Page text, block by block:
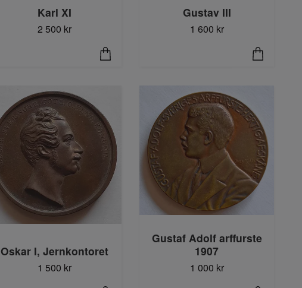
Karl XI
2 500 kr
Gustav III
1 600 kr
Oskar I, Jernkontoret
1 500 kr
Gustaf Adolf arffurste
1907
1 000 kr